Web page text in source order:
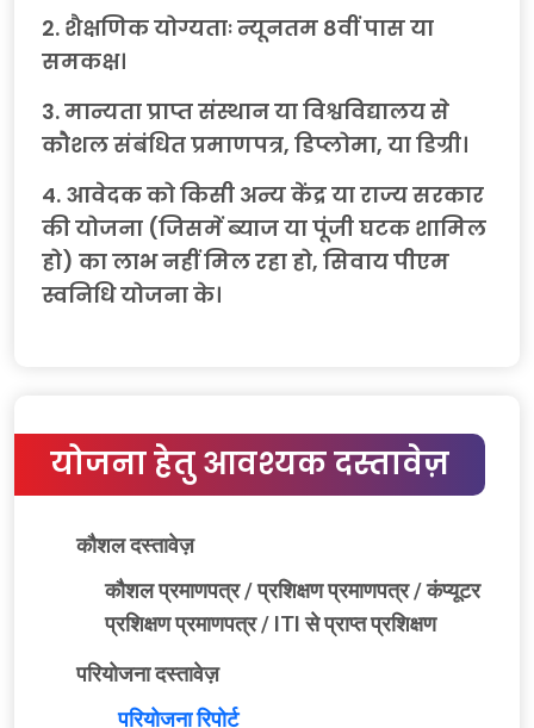
2. शैक्षणिक योग्यताः न्यूनतम 8वीं पास या
समकक्ष।
3. मान्यता प्राप्त संस्थान या विश्वविद्यालय से
कौशल संबंधित प्रमाणपत्र, डिप्लोमा, या डिग्री।
4. आवेदक को किसी अन्य केंद्र या राज्य सरकार
की योजना (जिसमें ब्याज या पूंजी घटक शामिल
हो) का लाभ नहीं मिल रहा हो, सिवाय पीएम
स्वनिधि योजना के।
योजना हेतु आवश्यक दस्तावेज़
कौशल दस्तावेज़
कौशल प्रमाणपत्र / प्रशिक्षण प्रमाणपत्र / कंप्यूटर
प्रशिक्षण प्रमाणपत्र / ITI से प्राप्त प्रशिक्षण
परियोजना दस्तावेज़
परियोजना रिपोर्ट